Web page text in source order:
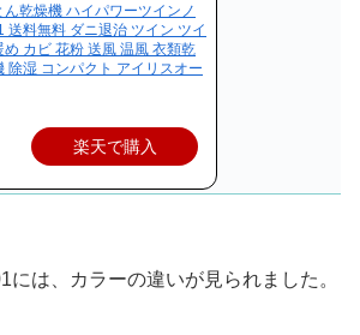
乾燥機 ハイパワーツインノ
送料無料 ダニ退治 ツイン ツイ
カビ 花粉 送風 温風 衣類乾
除湿 コンパクト アイリスオー
楽天で購入
には、カラーの違いが見られました。